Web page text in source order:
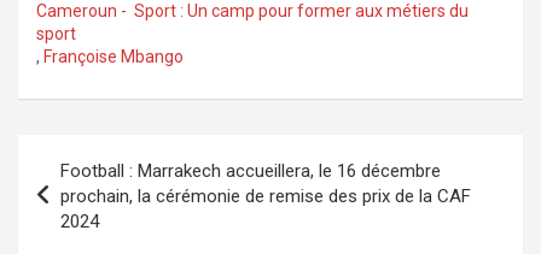
ce
b
o
k
st
o
d
n
ail ta
er
Cameroun - Sport : Un camp pour former aux métiers du
sport
, Françoise Mbango
Football : Marrakech accueillera, le 16 décembre
prochain, la cérémonie de remise des prix de la CAF
2024